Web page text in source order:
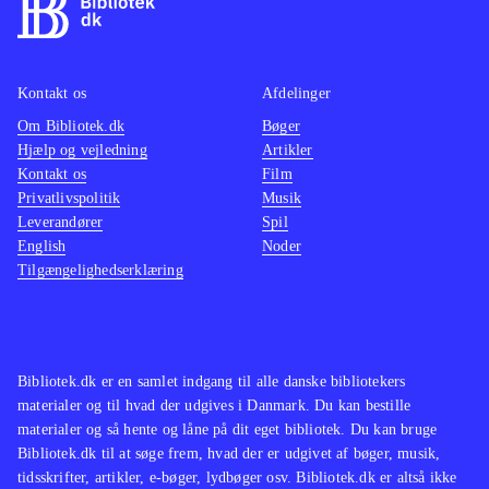
Sebastian Klein har også skrevet bl.a.
Verdens 100 mærkeligste dyr
vildeste dyr og
, som kan læses højt
for børn fra 6 år eller selvlæses fra
ca. 10 år
Sebastian Klein har også
skrevet bl.a. Verdens 100
mærkeligste dyr,
og Verdens 100
skrevet bl.a., Verdens 100 vildeste
dyr og, som kan læses højt for børn
fra 6 år eller selvlæses fra ca. 10 år
.
Bibliotek.dk er en samlet indgang til alle danske bibliotekers
materialer og til hvad der udgives i Danmark. Du kan bestille
materialer og så hente og låne på dit eget bibliotek. Du kan bruge
Bibliotek.dk til at søge frem, hvad der er udgivet af bøger, musik,
tidsskrifter, artikler, e-bøger, lydbøger osv. Bibliotek.dk er altså ikke
Kontakt os
Om Bibliotek.dk
Hjælp og vejledning
Kontakt os
Privatlivspolitik
Leverandører
English
Tilgængelighedserklæring
Afdelinger
Bøger
Artikler
Film
Musik
Spil
Noder